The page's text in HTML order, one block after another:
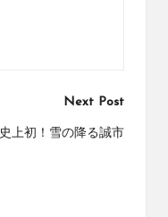
Next Post
史上初！雪の降る誠市